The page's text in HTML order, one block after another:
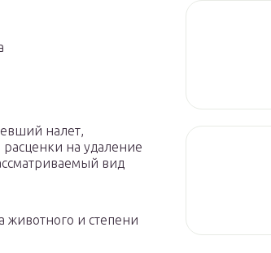
налет,
на удаление
вид
животного и степени